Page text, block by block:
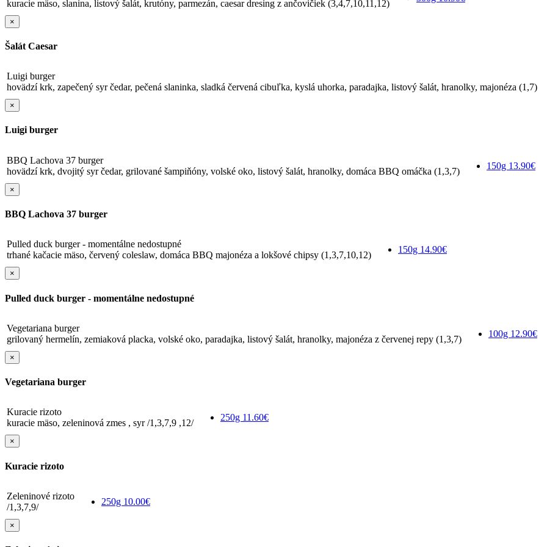
kuracie mäso, slanina, listový šalát, krutóny, parmezán, caesar dresing z ančovičiek (3,4,7,10,11,12)
×
Šalát Caesar
Luigi burger
hovädzí krk, zapečený syr čedar, pečená slaninka, sladká červená cibuľka, kyslá uhorka, paradajka, listový šalát, hranolky, majonéza (1,7)
×
Luigi burger
BBQ Lachova 37 burger
hovädzí krk, dvojitý syr čedar, grilované šampiňóny, volské oko, listový šalát, hranolky, domáca BBQ omáčka (1,3,7)
150g 13.90€
×
BBQ Lachova 37 burger
Pulled duck burger - momentálne nedostupné
trhané kačacie mäso, červený coleslaw, domáca BBQ majonéza a lokšové chipsy (1,3,7,10,12)
150g 14.90€
×
Pulled duck burger - momentálne nedostupné
Vegetariana burger
grilovaný hermelín, zemiaková placka, volské oko, paradajka, listový šalát, hranolky, majonéza z červenej repy (1,3,7)
100g 12.90€
×
Vegetariana burger
Kuracie rizoto
kuracie mäso, zeleninová zmes , syr /1,3,7,9 ,12/
250g 11.60€
×
Kuracie rizoto
Zeleninové rizoto
/1,3,7,9/
250g 10.00€
×